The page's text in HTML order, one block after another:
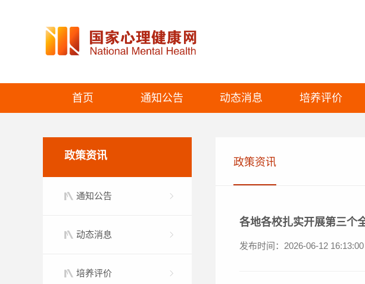
首页 通知公告 动态消息 培养评价
政策资讯
通知公告
动态消息
培养评价
政策资讯
各地各校扎实开展第三个
发布时间：2026-06-12 16:13:00